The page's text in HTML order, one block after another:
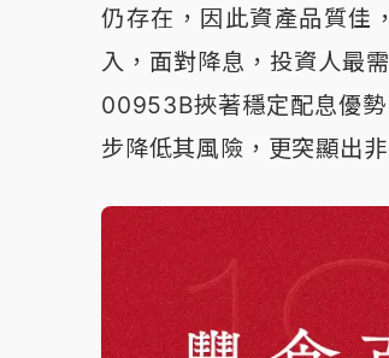
仍存在，因此資產品質佳
入，面對降息，投資人最
00953B挾著穩定配息優
步降低其風險，更突顯出